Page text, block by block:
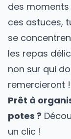
des
ces astuces,
se
les repas
non sur qui
remercieront !
Prêt à
potes ?
un clic !